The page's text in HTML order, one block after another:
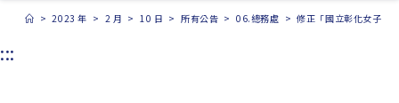
> 2023 年 > 2 月 > 10 日 > 所有公告 > 06.總務處 > 修正「國立彰化女子高
:::